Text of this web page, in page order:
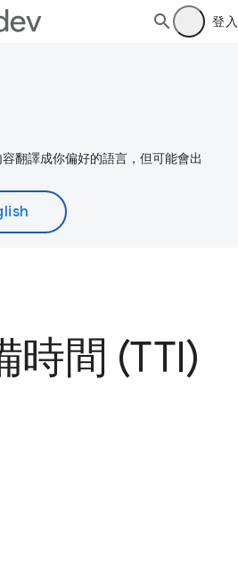
登入
翻譯成你偏好的語言，但可能會出
時間 (TTI)